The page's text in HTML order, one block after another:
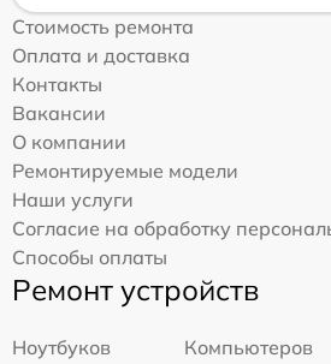
Стоимость ремонта
Оплата и доставка
Контакты
Вакансии
О компании
Ремонтируемые модели
Наши услуги
Согласие на обработку
Способы оплаты
Ремонт устройств
Ноутбуков
Компьютеров